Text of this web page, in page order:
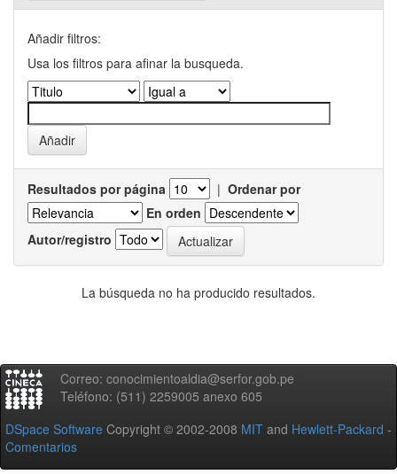
Añadir filtros:
Usa los filtros para afinar la busqueda.
Resultados por página | Ordenar por
En orden
Autor/registro
La búsqueda no ha producido resultados.
Correo: conocimientoaldia@serfor.gob.pe
Teléfono: (511) 2259005 anexo 605
DSpace Software Copyright © 2002-2008 MIT and Hewlett-Packard -
Comentarios